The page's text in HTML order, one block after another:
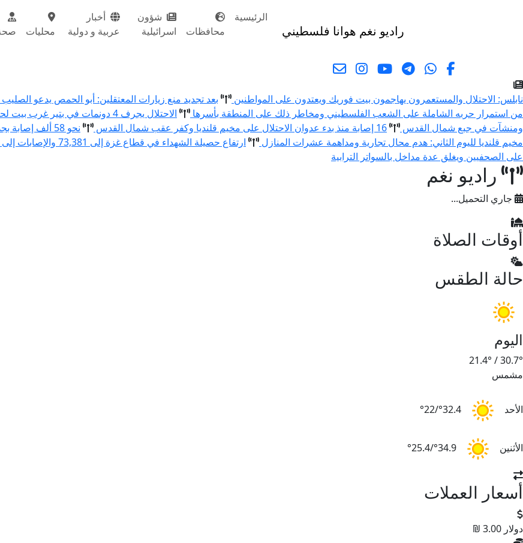
راديو نغم هوانا فلسطيني
الرئيسية
محافظات
شؤون
اسرائيلية
أخبار
عربية و دولية
محليات
نابلس: الاحتلال والمستعمرون يهاجمون بيت فوريك ويعتدون على المواطنين بعد تجديد منع زيارات المعتقلين: أبو الحمص يدعو
من استمرار حربه الشاملة على الشعب الفلسطيني ومخاطر ذلك على المنطقة بأسرها
الاحتلال يجرف 4 دونمات في بتير غرب بيت لحم ويقتلع 80 شتلة زيتون ولوزيات
ومنشآت في جبع شمال القدس
16 إصابة منذ بدء عدوان الاحتلال على مخيم قلنديا وكفر عقب شمال القدس نحو 58 ألف إصابة بجدري الماء في قطاع غزة منذ بداية العام
مخيم قلنديا لليوم الثاني: هدم محال تجارية ومداهمة عشرات المنازل
ارتفاع حصيلة الشهداء في قطاع غزة إلى 73,381 والإصابات إلى 174,231 منذ بدء العدوان
على الصحفيين ويغلق عدة مداخل بالسواتر الترابية
راديو نغم
جاري التحميل...
أوقات الصلاة
حالة الطقس
اليوم
30.7°
/
21.4°
مشمس
الأحد 32.4°/22°
الأثنين 34.9°/25.4°
أسعار العملات
دولار 3.00 ₪